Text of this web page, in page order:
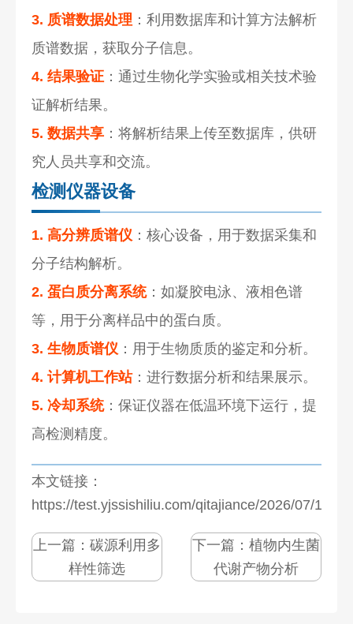
3. 质谱数据处理 ：利用数据库和计算方法解析
质谱数据，获取分子信息。
4. 结果验证 ：通过生物化学实验或相关技术验
证解析结果。
5. 数据共享 ：将解析结果上传至数据库，供研
究人员共享和交流。
检测仪器设备
1. 高分辨质谱仪 ：核心设备，用于数据采集和
分子结构解析。
2. 蛋白质分离系统：如凝胶电泳、液相色谱
等，用于分离样品中的蛋白质。
3. 生物质谱仪 ：用于生物质质的鉴定和分析。
4. 计算机工作站：进行数据分析和结果展示。
5. 冷却系统：保证仪器在低温环境下运行，提
高检测精度。
本文链接：
https://test.yjssishiliu.com/qitajiance/2026/07/
上一篇： 碳源利用多
样性筛选
下一篇：植物内生菌
代谢产物分析